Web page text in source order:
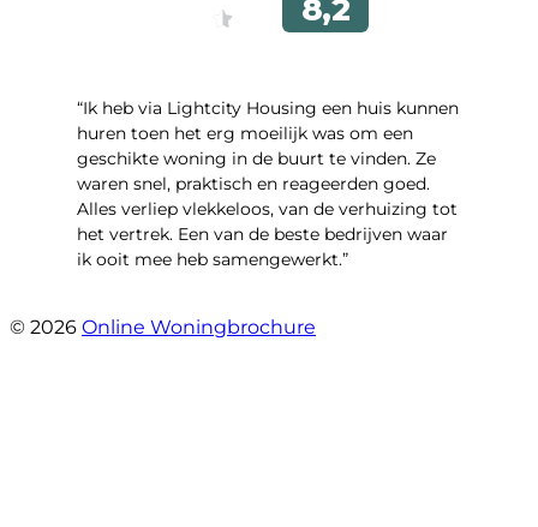
“Ik heb via Lightcity Housing een huis kunnen
huren toen het erg moeilijk was om een ​​
geschikte woning in de buurt te vinden. Ze
waren snel, praktisch en reageerden goed.
Alles verliep vlekkeloos, van de verhuizing tot
het vertrek. Een van de beste bedrijven waar
ik ooit mee heb samengewerkt.”
© 2026 Online Woningbrochure